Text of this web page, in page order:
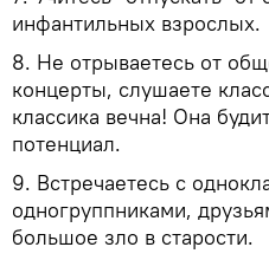
инфантильных взрослых.
8. Не отрываетесь от
концерты, слушаете
классика вечна! Она
потенциал.
9. Встречаетесь с
одногруппниками,
большое зло в старости.